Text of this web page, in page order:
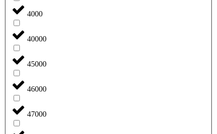
4000
40000
45000
46000
47000